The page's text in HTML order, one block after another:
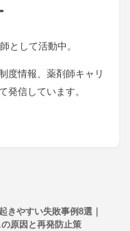
として活動中。
度情報、薬剤師キャリ
発信しています。
きやすい失敗事例8選｜
原因と再発防止策